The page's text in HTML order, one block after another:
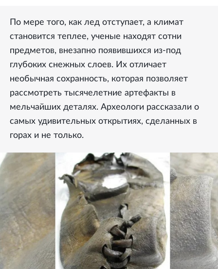
По мере того, как лед отступает, а климат
становится теплее, ученые находят сотни
предметов, внезапно появившихся из-под
глубоких снежных слоев. Их отличает
необычная сохранность, которая позволяет
рассмотреть тысячелетние артефакты в
мельчайших деталях. Археологи рассказали о
самых удивительных открытиях, сделанных в
горах и не только.